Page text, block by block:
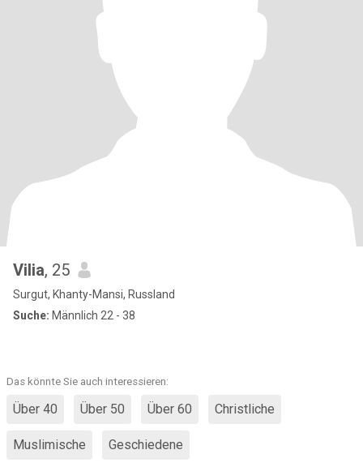
Vilia, 25
Surgut, Khanty-Mansi, Russland
Suche: Männlich 22 - 38
Das könnte Sie auch interessieren:
Über 40 Über 50 Über 60 Christliche
Muslimische Geschiedene